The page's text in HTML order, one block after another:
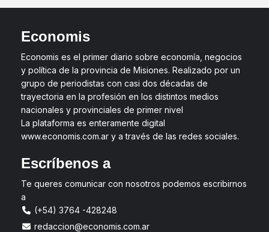
Economis
Economis es el primer diario sobre economía, negocios
y política de la provincia de Misiones. Realizado por un
grupo de periodistas con casi dos décadas de
trayectoria en la profesión en los distintos medios
nacionales y provinciales de primer nivel
La plataforma es enteramente digital
www.economis.com.ar y a través de las redes sociales.
Escríbenos a
Te queres comunicar con nosotros podemos escribirnos
a
(+54) 3764 -428248
redaccion@economis.com.ar